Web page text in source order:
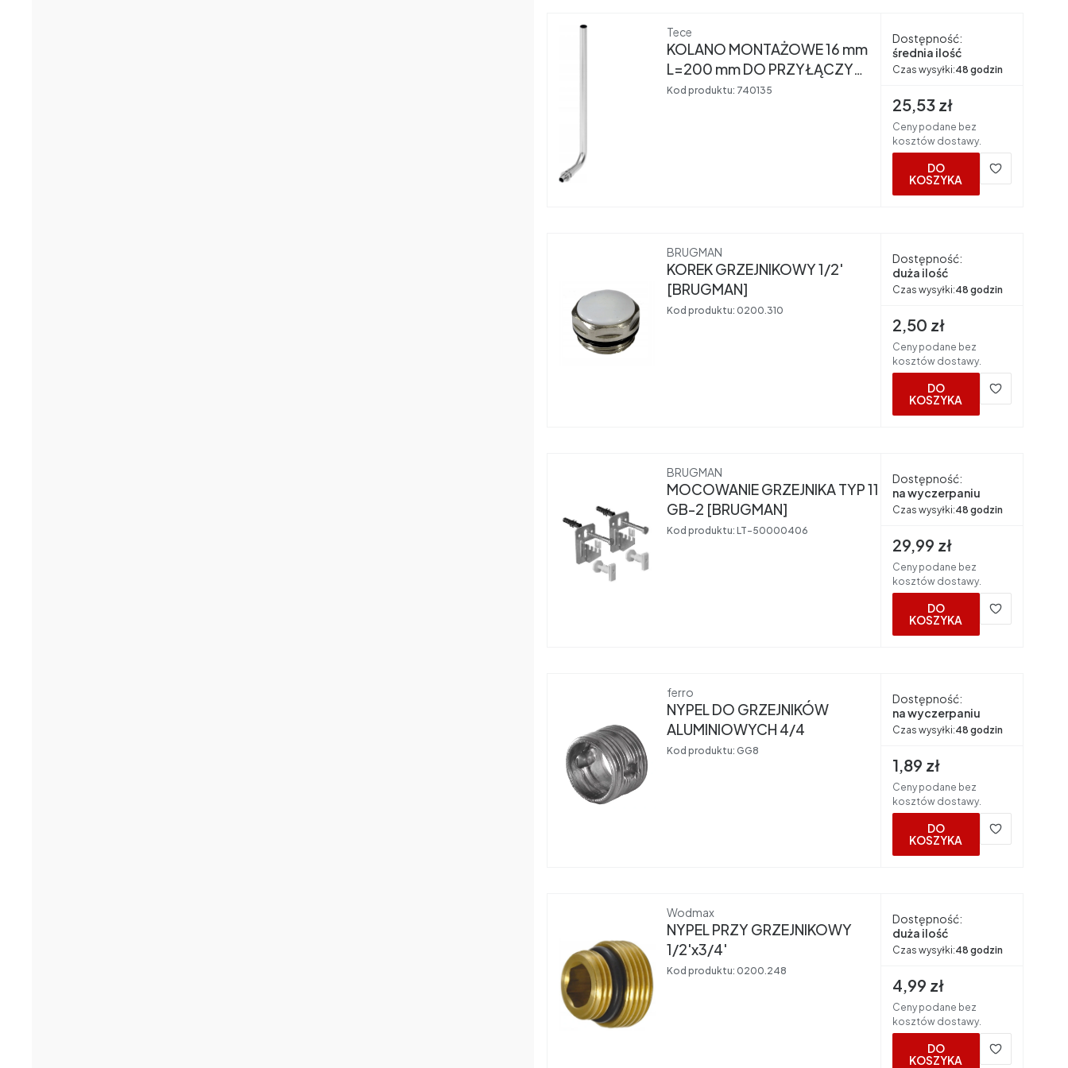
Producent
Tece
KOLANO MONTAŻOWE 16 mm
L=200 mm DO PRZYŁĄCZY
GRZEJNIKOWYCH 15 mm
Kod produktu: 740135
Dostępność:
średnia ilość
Czas wysyłki:48 godzin
Cena brutto
25,53 zł
Ceny podane bez
kosztów dostawy.
DO
KOSZYKA
Producent
BRUGMAN
KOREK GRZEJNIKOWY 1/2'
[BRUGMAN]
Kod produktu: 0200.310
Dostępność:
duża ilość
Czas wysyłki:48 godzin
Cena brutto
2,50 zł
Ceny podane bez
kosztów dostawy.
DO
KOSZYKA
Producent
BRUGMAN
MOCOWANIE GRZEJNIKA TYP 11
GB-2 [BRUGMAN]
Kod produktu: LT-50000406
Dostępność:
na wyczerpaniu
Czas wysyłki:48 godzin
Cena brutto
29,99 zł
Ceny podane bez
kosztów dostawy.
DO
KOSZYKA
Producent
ferro
NYPEL DO GRZEJNIKÓW
ALUMINIOWYCH 4/4
Kod produktu: GG8
Dostępność:
na wyczerpaniu
Czas wysyłki:48 godzin
Cena brutto
1,89 zł
Ceny podane bez
kosztów dostawy.
DO
KOSZYKA
Producent
Wodmax
NYPEL PRZY GRZEJNIKOWY
1/2'x3/4'
Kod produktu: 0200.248
Dostępność:
duża ilość
Czas wysyłki:48 godzin
Cena brutto
4,99 zł
Ceny podane bez
kosztów dostawy.
DO
KOSZYKA